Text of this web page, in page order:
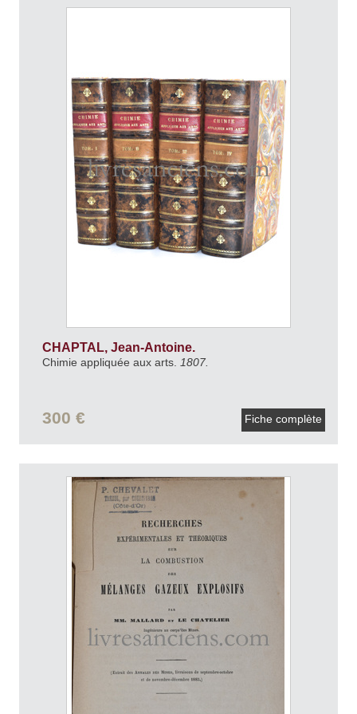
CHAPTAL, Jean-Antoine.
Chimie appliquée aux arts. 1807.
300 € Fiche complète